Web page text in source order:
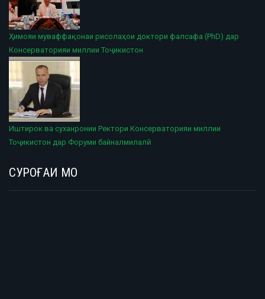
Ҳимояи муваффақонаи рисолаҳои доктори фалсафа (PhD) дар
Консерваторияи миллии Тоҷикистон
Иштирок ва суханронии Ректори Консерваторияи миллии
Тоҷикистон дар Форуми байналмилалӣ
СУРОҒАИ МО